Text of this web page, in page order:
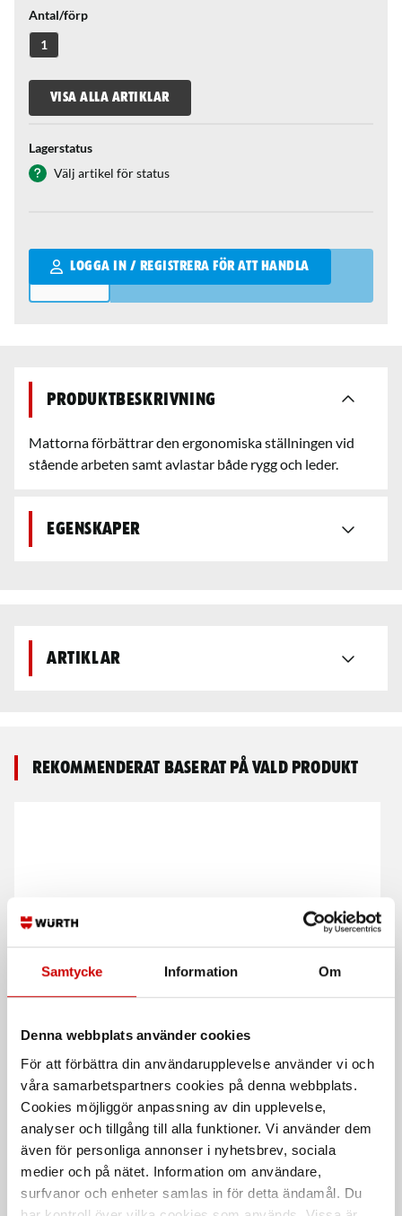
Samtycke Information Om
Denna webbplats använder cookies
För att förbättra din användarupplevelse använder vi och
våra samarbetspartners cookies på denna webbplats.
Cookies möjliggör anpassning av din upplevelse,
analyser och tillgång till alla funktioner. Vi använder dem
även för personliga annonser i nyhetsbrev, sociala
medier och på nätet. Information om användare,
surfvanor och enheter samlas in för detta ändamål. Du
Antal/förp
1
VISA ALLA ARTIKLAR
Lagerstatus
Välj artikel för status
LOGGA IN / REGISTRERA FÖR ATT HANDLA
Qantity
Produktbeskrivning
Mattorna förbättrar den ergonomiska ställningen vid
stående arbeten samt avlastar både rygg och leder.
Egenskaper
Artiklar
Rekommenderat baserat på vald produkt
Arbetsplatsmatta
de flesta industriella oljor och
kemikalier
Isolermatta för arbete
metervara - EN61111 Klass 0, 2